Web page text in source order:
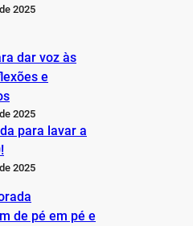
2025
dar voz às
e
2025
para lavar a
2025
de pé em pé e